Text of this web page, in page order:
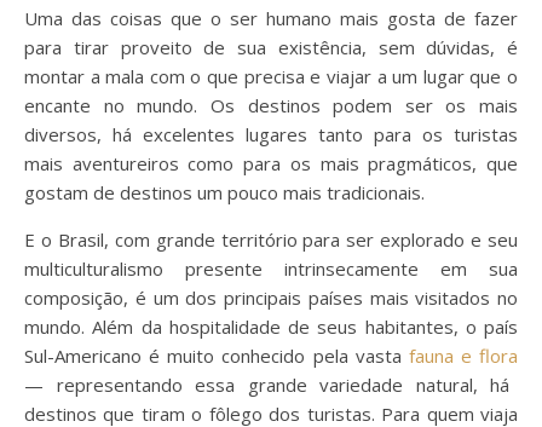
Uma das coisas que o ser humano mais gosta de fazer
para tirar proveito de sua existência, sem dúvidas, é
montar a mala com o que precisa e viajar a um lugar que o
encante no mundo. Os destinos podem ser os mais
diversos, há excelentes lugares tanto para os turistas
mais aventureiros como para os mais pragmáticos, que
gostam de destinos um pouco mais tradicionais.
E o Brasil, com grande território para ser explorado e seu
multiculturalismo presente intrinsecamente em sua
composição, é um dos principais países mais visitados no
mundo. Além da hospitalidade de seus habitantes, o país
Sul-Americano é muito conhecido pela vasta fauna e flora
— representando essa grande variedade natural, há
destinos que tiram o fôlego dos turistas. Para quem viaja